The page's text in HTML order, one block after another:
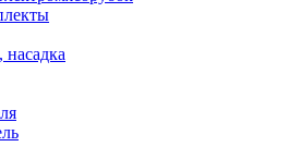
насадка